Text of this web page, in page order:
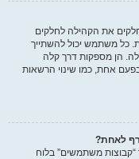
את הקהילה לחלקים
כל משתמש יכול להשתייך
הן מספקות דרך קלה
אחת, כמו שינוי הרשאות
לאחת?
משתמשים” בלוח